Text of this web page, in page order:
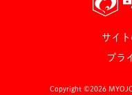
サイ
プラ
Copyright ©2026